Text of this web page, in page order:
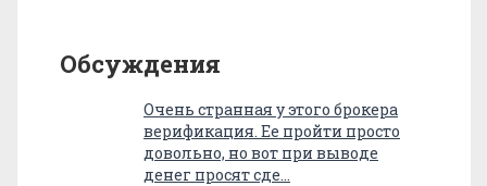
Обсуждения
Очень странная у этого брокера
верификация. Ее пройти просто
довольно, но вот при выводе
денег просят сде…